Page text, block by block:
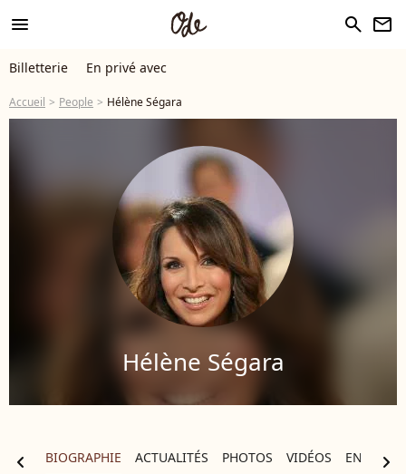
menu search newsletter
Billetterie En privé avec
Accueil People Hélène Ségara
Hélène Ségara
BIOGRAPHIE ACTUALITÉS PHOTOS VIDÉOS
chevron_left chevron_right